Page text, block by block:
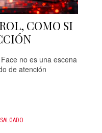
COMO SI
no es una escena
de atención